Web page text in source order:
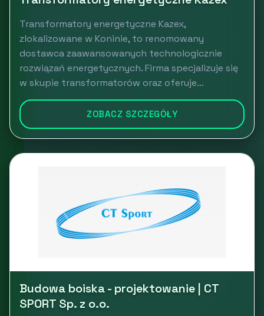
Transformatory energetyczne Kazex,
zlokalizowane w Koninie, to renomowany
dostawca zaawansowanych technologicznie
rozwiązań energetycznych. Firma specjalizuje się
w skupie transformatorów oraz oferuje...
ZOBACZ SZCZEGÓŁY
Budowa boiska - projektowanie | CT
SPORT Sp. z o.o.